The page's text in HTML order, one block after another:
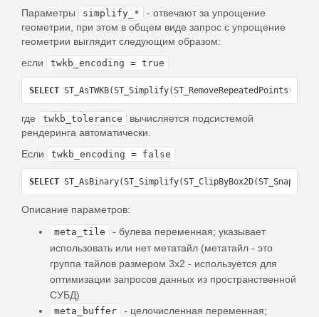
Параметры
simplify_*
- отвечают за упрощение
геометрии, при этом в общем виде запрос с упрощение
геометрии выглядит следующим образом:
если
twkb_encoding = true
SELECT
где twkb_tolerance
вычисляется подсистемой
рендеринга автоматически.
Если
twkb_encoding = false
SELECT
Описание параметров:
meta_tile
- булева переменная; указывает
использовать или нет метатайл (метатайл - это
группа тайлов размером 3х2 - используется для
оптимизации запросов данных из пространственной
СУБД)
meta_buffer
- целочисленная переменная;